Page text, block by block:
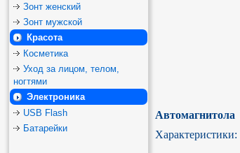
Зонт женский
Зонт мужской
Красота
Косметика
Уход за лицом, телом,
ногтями
Электроника
USB Flash
Батарейки
Автомагнитола
Характеристики: